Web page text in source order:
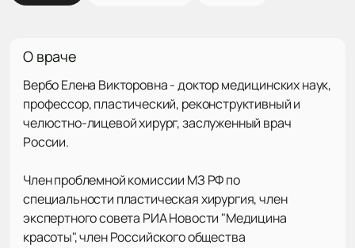
О враче
Вербо Елена Викторовна - доктор медицинских наук,
профессор, пластический, реконструктивный и
челюстно-лицевой хирург, заслуженный врач
России.
Член проблемной комиссии МЗ РФ по
специальности пластическая хирургия, член
экспертного совета РИА Новости "Медицина
красоты", член Российского общества